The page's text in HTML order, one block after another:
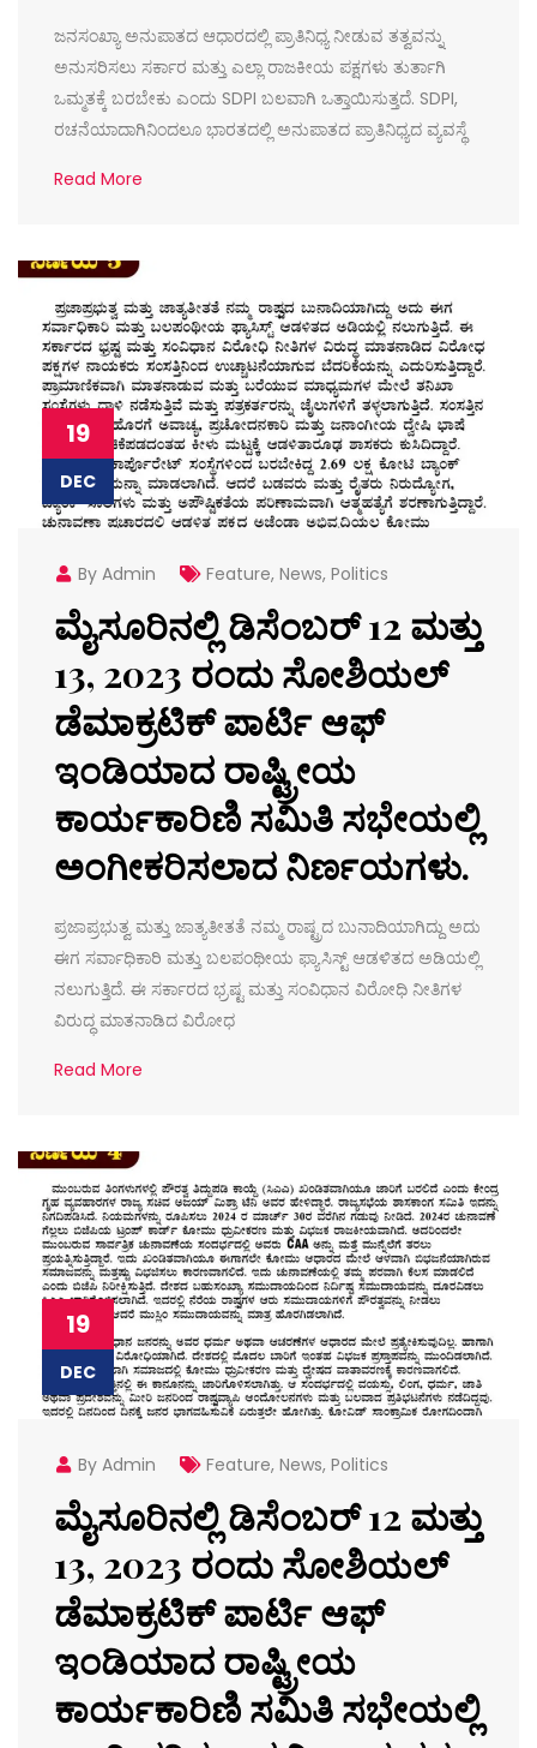
ಜನಸಂಖ್ಯಾ ಅನುಪಾತದ ಆಧಾರದಲ್ಲಿ ಪ್ರಾತಿನಿಧ್ಯ ನೀಡುವ ತತ್ವವನ್ನು
ಅನುಸರಿಸಲು ಸರ್ಕಾರ ಮತ್ತು ಎಲ್ಲಾ ರಾಜಕೀಯ ಪಕ್ಷಗಳು ತುರ್ತಾಗಿ
ಒಮ್ಮತಕ್ಕೆ ಬರಬೇಕು ಎಂದು SDPI ಬಲವಾಗಿ ಒತ್ತಾಯಿಸುತ್ತದೆ. SDPI,
ರಚನೆಯಾದಾಗಿನಿಂದಲೂ ಭಾರತದಲ್ಲಿ ಅನುಪಾತದ ಪ್ರಾತಿನಿಧ್ಯದ ವ್ಯವಸ್ಥೆ
Read More
19
DEC
By Admin Feature, News, Politics
ಮೈಸೂರಿನಲ್ಲಿ ಡಿಸೆಂಬರ್ 12 ಮತ್ತು
13, 2023 ರಂದು ಸೋಶಿಯಲ್
ಡೆಮಾಕ್ರಟಿಕ್ ಪಾರ್ಟಿ ಆಫ್
ಇಂಡಿಯಾದ ರಾಷ್ಟ್ರೀಯ
ಕಾರ್ಯಕಾರಿಣಿ ಸಮಿತಿ ಸಭೇಯಲ್ಲಿ
ಅಂಗೀಕರಿಸಲಾದ ನಿರ್ಣಯಗಳು.
ಪ್ರಜಾಪ್ರಭುತ್ವ ಮತ್ತು ಜಾತ್ಯತೀತತೆ ನಮ್ಮ ರಾಷ್ಟ್ರದ ಬುನಾದಿಯಾಗಿದ್ದು ಅದು
ಈಗ ಸರ್ವಾಧಿಕಾರಿ ಮತ್ತು ಬಲಪಂಥೀಯ ಫ್ಯಾಸಿಸ್ಟ್ ಆಡಳಿತದ ಅಡಿಯಲ್ಲಿ
ನಲುಗುತ್ತಿದೆ. ಈ ಸರ್ಕಾರದ ಭ್ರಷ್ಟ ಮತ್ತು ಸಂವಿಧಾನ ವಿರೋಧಿ ನೀತಿಗಳ
ವಿರುದ್ಧ ಮಾತನಾಡಿದ ವಿರೋಧ
Read More
19
DEC
By Admin Feature, News, Politics
ಮೈಸೂರಿನಲ್ಲಿ ಡಿಸೆಂಬರ್ 12 ಮತ್ತು
13, 2023 ರಂದು ಸೋಶಿಯಲ್
ಡೆಮಾಕ್ರಟಿಕ್ ಪಾರ್ಟಿ ಆಫ್
ಇಂಡಿಯಾದ ರಾಷ್ಟ್ರೀಯ
ಕಾರ್ಯಕಾರಿಣಿ ಸಮಿತಿ ಸಭೇಯಲ್ಲಿ